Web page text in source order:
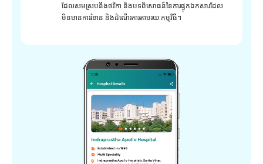
ដែលសមស្របនឹងថវិកា និងបទពិសោធន៍នៃការផ្ទុកឯកសារដែល
មិនមានការរំខាន និងដំណើរការតាមរយៈកម្មវិធី។